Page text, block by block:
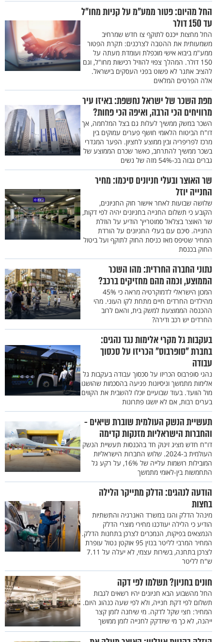
החל מהיום: פטור ממע״מ על קניות מחו״ל
עד 150 דולר
החל מחצות ייכנס לתוקף צו חדש שמרחיב
משמעותית את ההטבה לצרכנים: תקרת הפטור
ממע"מ ביבוא אישי מוכפלת ועומדת מעתה על
150 דולר. המהלך צפוי להוזיל רכישות מחו"ל, וגם
להציב אתגר לא פשוט בפני העסקים בישראל.
אלה הפרטים המלאים
מפת השכר של ישראל נחשפת: באיזו עיר
מרוויחים הכי הרבה, ואיפה הכי פחות?
השכר במשק ממשיך לעלות גם בצל המלחמה, אך
דו"ח הביטוח הלאומי חושף פערים עמוקים בין
מרכז לפריפריה ובין ממוצע לחציון. הפער המגדרי
בשכר ממשיך להתרחב, כאשר שכרם הממוצע של
גברים גבוה בכ-54% מזה של נשים
שר האוצר ובעלי חניונים סיכמו: מחיר
החנייה יוזל
שלושה שבועות לאחר אישור חוק החניונים,
הקובע כי תשלום החנייה בחניונים יהיה לפי דקות,
שר האוצר בצלאל סמוטריץ' הודיע על הוזלת
החנייה. סיכם עם בעלי החניונים על הורדת
המחיר שטיפס מאז כניסת החוק לתוקף ועל ביטול
החוק בכנסת
נתוני החברה החרדית: מהו השכר
הממוצע, וכמה מהם מחזיקים ברכב?
המכון הישראלי לדמוקרטיה מראה כי 45%
מהילדים החרדים חיים מתחת לקו העוני. מהי
ההכנסה הממוצעת למשק בית, והאם לרוב
החרדים יש רכב ודירה?
בעקבות גל מקרי אלימות נגד נהגים:
בחברת ״סופרבוס״ הכריזו על סכסוך
עבודה
נהגי סופרבוס הכריזו על סכסוך עבודה בעקבות גל
אלימות מתמשך וניסיונות פגיעה בהסכמות שהושגו
מול הוועד. בעוד שבועיים יוכלו להשבית את הקווים
בערים רבות, אם לא יושגו פתרונות
תעשיית הנשק העולמית שוברת שיאים -
והחברות הישראליות מזנקות קדימה
דו"ח חדש מציג זינוק חד בהכנסות תעשיית הנשק
העולמית ב-2024. שלוש החברות הישראליות
המובילות רושמות עלייה של 16%, על רקע גל
התחמשות בין-לאומי מתמשך
הודעה לנהגים: הדלק מתייקר הלילה
בחצות
מינהל הדלק והגז במשרד האנרגיה והתשתיות
הודיע כי הלילה יעודכנו מחירי מוצרי הדלק
הנמצאים בפיקוח, הנמכרים לצרכן בתחנות הדלק.
המחיר המרבי לליטר בנזין 95 אוקטן נטול עופרת
לצרכן בתחנה, בשירות עצמי, לא יעלה על 7.11
ש"ח לליטר
חונים בחניון? תשלמו לפי דקה
החל מהשבוע הבא חניונים יהיו רשאים לגבות
תשלום לפי דקת חנייה, ולא לפי שעה כנהוג היום.
המחיר: חצי שקל לדקה. מי שיחנה לזמן קצר
ייהנה, לא כך מי שיזדקק לחנייה לזמן ממושך